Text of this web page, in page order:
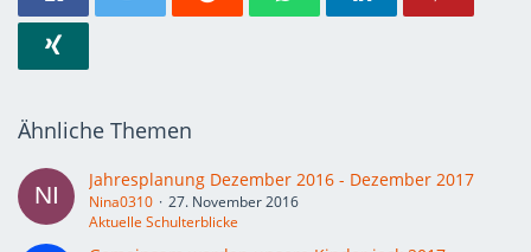
Ähnliche Themen
Jahresplanung Dezember 2016 - Dezember 2017
Nina0310
27. November 2016
Aktuelle Schulterblicke